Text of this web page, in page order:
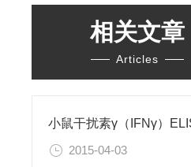
相关文章
Articles
2015-04-03